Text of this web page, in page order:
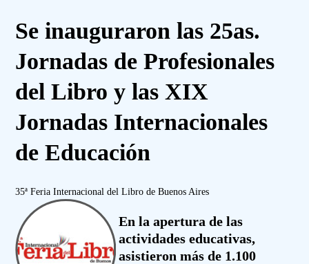
Se inauguraron las 25as.
Jornadas de Profesionales
del Libro y las XIX
Jornadas Internacionales
de Educación
35ª Feria Internacional del Libro de Buenos Aires
En la apertura de las
actividades educativas,
asistieron más de 1.100